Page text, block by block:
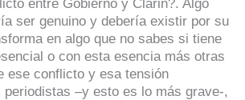
entre Gobierno y Clarin?. Algo
ser genuino y debería existir por su
en algo que no sabes si tiene
o con esta esencia más otras
ese conflicto y esa tensión
periodistas –y esto es lo más grave-,